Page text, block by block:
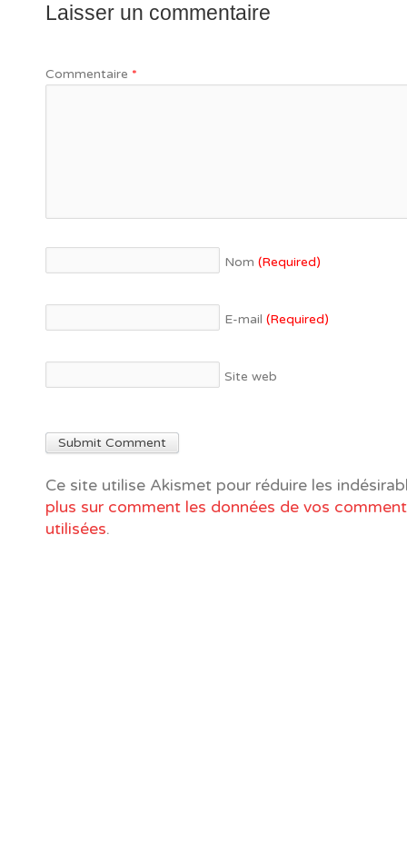
Laisser un commentaire
Commentaire *
Nom (Required)
E-mail (Required)
Site web
Ce site utilise Akismet pour réduire les
plus sur comment les données de vos
utilisées.